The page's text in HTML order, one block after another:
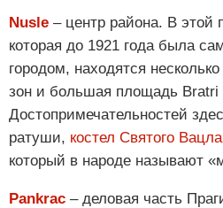
Nusle – центр района. В этой
которая до 1921 года была
городом, находятся
зон и большая площадь Bratri
Достопримечательностей
ратуши, костел Святого
который в народе называют
Pankrac – деловая часть